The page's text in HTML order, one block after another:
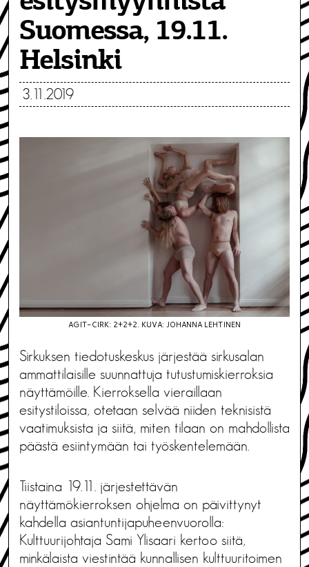
Suomessa, 19.11.
Helsinki
3.11.2019
AGIT-CIRK: 2+2+2. KUVA: JOHANNA LEHTINEN
Sirkuksen tiedotuskeskus järjestää sirkusalan
ammattilaisille suunnattuja tutustumiskierroksia
näyttämöille. Kierroksella vieraillaan
esitystiloissa, otetaan selvää niiden teknisistä
vaatimuksista ja siitä, miten tilaan on mahdollista
päästä esiintymään tai työskentelemään.
Tiistaina 19.11. järjestettävän
näyttämökierroksen ohjelma on päivittynyt
kahdella asiantuntijapuheenvuorolla:
Kulttuurijohtaja Sami Ylisaari kertoo siitä,
minkälaista viestintää kunnallisen kulttuuritoimen